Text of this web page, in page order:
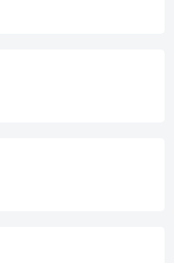
，信用利差-0.91bp至136bp；美
息率：沪深300:3.33%，中证
：
6.09%；IH当月/下月/当季/隔
1.15%。 交易逻辑：海外方
，对A股影响减弱。国内方面，
币工具用于购买股票，政策鼓励